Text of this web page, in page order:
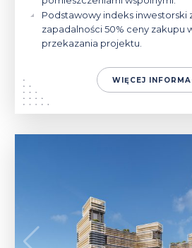
Podstawowy indeks inwestorski
zapadalności 50% ceny zakupu
przekazania projektu.
WIĘCEJ